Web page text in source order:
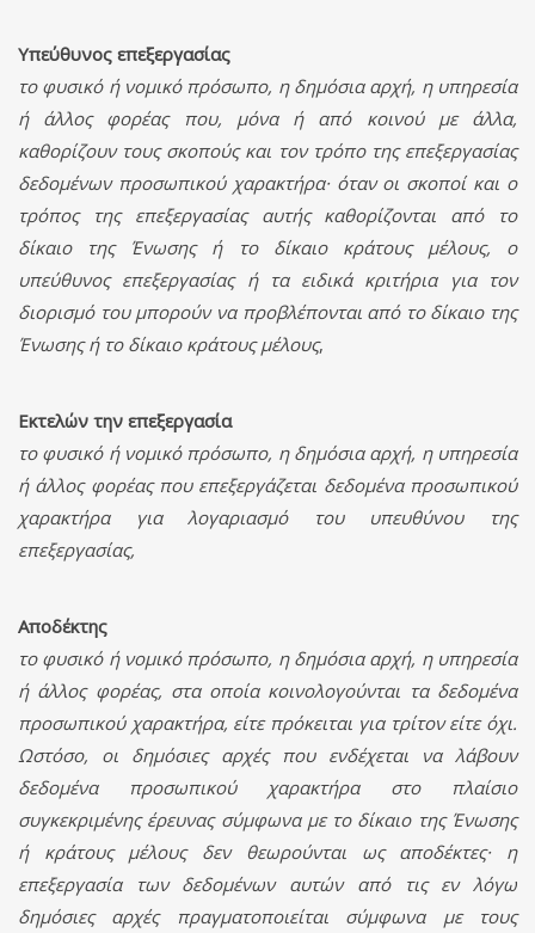
Υπεύθυνος επεξεργασίας
το φυσικό ή νομικό πρόσωπο, η δημόσια αρχή, η υπηρεσία
ή άλλος φορέας που, μόνα ή από κοινού με άλλα,
καθορίζουν τους σκοπούς και τον τρόπο της επεξεργασίας
δεδομένων προσωπικού χαρακτήρα· όταν οι σκοποί και ο
τρόπος της επεξεργασίας αυτής καθορίζονται από το
δίκαιο της Ένωσης ή το δίκαιο κράτους μέλους, ο
υπεύθυνος επεξεργασίας ή τα ειδικά κριτήρια για τον
διορισμό του μπορούν να προβλέπονται από το δίκαιο της
Ένωσης ή το δίκαιο κράτους μέλους,
Εκτελών την επεξεργασία
το φυσικό ή νομικό πρόσωπο, η δημόσια αρχή, η υπηρεσία
ή άλλος φορέας που επεξεργάζεται δεδομένα προσωπικού
χαρακτήρα για λογαριασμό του υπευθύνου της
επεξεργασίας,
Αποδέκτης
το φυσικό ή νομικό πρόσωπο, η δημόσια αρχή, η υπηρεσία
ή άλλος φορέας, στα οποία κοινολογούνται τα δεδομένα
προσωπικού χαρακτήρα, είτε πρόκειται για τρίτον είτε όχι.
Ωστόσο, οι δημόσιες αρχές που ενδέχεται να λάβουν
δεδομένα προσωπικού χαρακτήρα στο πλαίσιο
συγκεκριμένης έρευνας σύμφωνα με το δίκαιο της Ένωσης
ή κράτους μέλους δεν θεωρούνται ως αποδέκτες· η
επεξεργασία των δεδομένων αυτών από τις εν λόγω
δημόσιες αρχές πραγματοποιείται σύμφωνα με τους